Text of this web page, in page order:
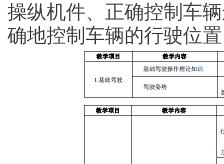
操纵机件、正确控制车
确地控制车辆的行驶位